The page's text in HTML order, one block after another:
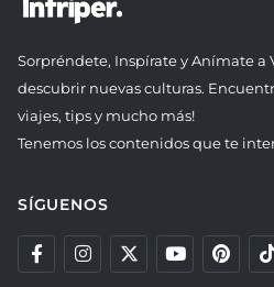
Sorpréndete, Inspírate y Anímate a
descubrir nuevas culturas.
viajes, tips y mucho más!
Tenemos los contenidos que te
SÍGUENOS